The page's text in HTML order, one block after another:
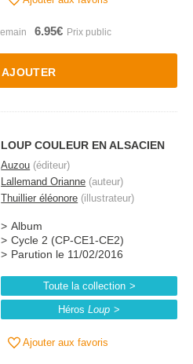
6.95€
AJOUTER
LOUP COULEUR EN ALSACIEN
Auzou (éditeur)
Lallemand Orianne (auteur)
Thuillier éléonore (illustrateur)
Album
Cycle 2 (CP-CE1-CE2)
Parution le 11/02/2016
Toute la collection
HérosLoup
Ajouter aux favoris